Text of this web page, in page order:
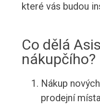
které vás budou
Co dělá
nákupčího?
Nákup
prodejní